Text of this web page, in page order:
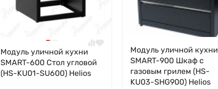
Модуль уличной кухни
SMART-600 Стол угловой
(HS-KU01-SU600) Helios
Модуль уличной кухни
SMART-900 Шкаф c
газовым грилем (HS-
KU03-SHG900) Helios